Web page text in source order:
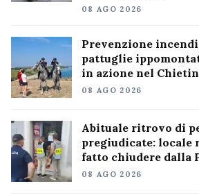
08 AGO 2026
Prevenzione
pattuglie
in azione nel
08 AGO 2026
Abituale ritrovo di
pregiudicate: locale
fatto chiudere dalla
08 AGO 2026